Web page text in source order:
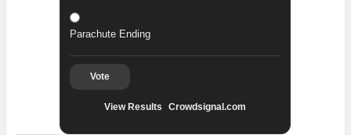
Parachute Ending
Vote
View Results Crowdsignal.com